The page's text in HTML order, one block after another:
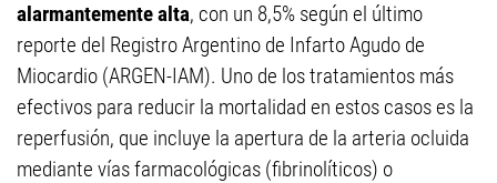
alarmantemente alta, con un 8,5% según el último
reporte del Registro Argentino de Infarto Agudo de
Miocardio (ARGEN-IAM). Uno de los tratamientos más
efectivos para reducir la mortalidad en estos casos es la
reperfusión, que incluye la apertura de la arteria ocluida
mediante vías farmacológicas (fibrinolíticos) o